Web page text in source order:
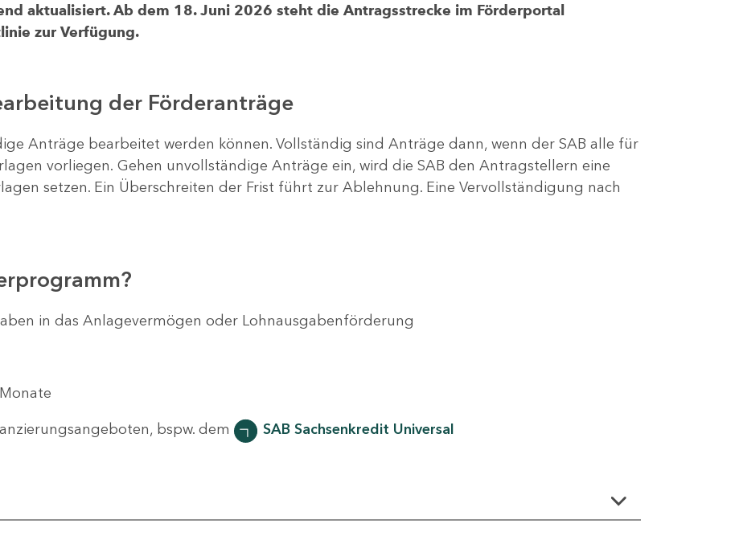
aktualisiert. Ab dem 18. Juni 2026 steht die Antragsstrecke im Förderportal
zur Verfügung.
der Förderanträge
Anträge bearbeitet werden können. Vollständig sind Anträge dann, wenn der SAB alle für
vorliegen. Gehen unvollständige Anträge ein, wird die SAB den Antragstellern eine
setzen. Ein Überschreiten der Frist führt zur Ablehnung. Eine Vervollständigung nach
in das Anlagevermögen oder Lohnausgabenförderung
bspw. dem SAB Sachsenkredit Universal